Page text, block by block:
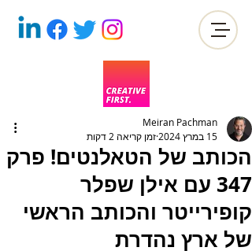
הכותב של הטאלנטים! פרק
347 עם אילן שפלר
קופירייטר והכותב הראשי
של ארץ נהדרת
Meiran Pachman
15 במרץ 2024
זמן קריאה 2 דקות